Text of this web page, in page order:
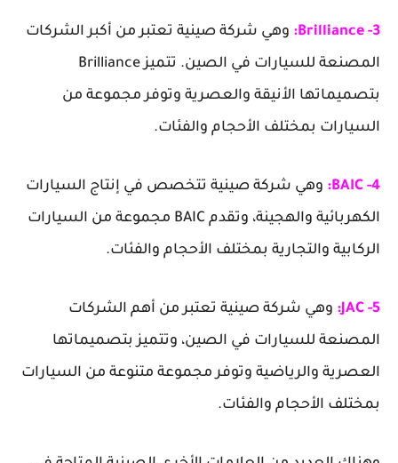
3- Brilliance:
وهي شركة صينية تعتبر من أكبر الشركات
المصنعة للسيارات في الصين. تتميز Brilliance
بتصميماتها الأنيقة والعصرية وتوفر مجموعة من
السيارات بمختلف الأحجام والفئات.
4- BAIC:
وهي شركة صينية تتخصص في إنتاج السيارات
الكهربائية والهجينة، وتقدم BAIC مجموعة من السيارات
الركابية والتجارية بمختلف الأحجام والفئات.
5- JAC:
وهي شركة صينية تعتبر من أهم الشركات
المصنعة للسيارات في الصين، وتتميز بتصميماتها
العصرية والرياضية وتوفر مجموعة متنوعة من السيارات
بمختلف الأحجام والفئات.